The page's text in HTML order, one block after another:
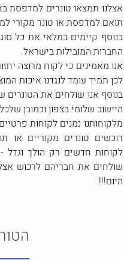
אצלנו תמצאו טונרים למדפסת
תואם למדפסת או טונר מקורי
בנוסף קיימים במלאי את כל
החברות המובילות בישראל.
אנו מאמינים כי לקוח מרוצה
לכן תמיד עומד לנגדנו איכות
בנוסף אנו שולחים את
היישוב שלומי בצפון וכמובן
מלקוחותנו נמנים לקוחות
רוכשים טונרים מקוריים
לקוחות חדשים רק הולך
שולחים את חבריהם לרכוש
היום!!!